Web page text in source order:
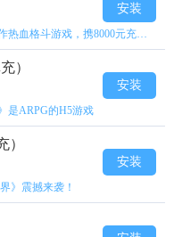
《代号斩》是一款正版授权动作热血格斗游戏，携8000元充值壕礼福利来袭！
安装
）
是ARPG的H5游戏
安装
）
》震撼来袭！
安装